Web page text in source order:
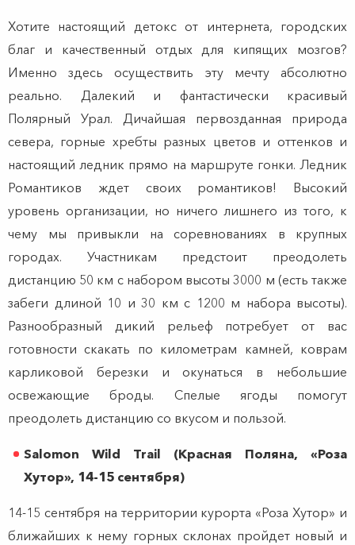
Хотите настоящий детокс от интернета, городских
благ и качественный отдых для кипящих мозгов?
Именно здесь осуществить эту мечту абсолютно
реально. Далекий и фантастически красивый
Полярный Урал. Дичайшая первозданная природа
севера, горные хребты разных цветов и оттенков и
настоящий ледник прямо на маршруте гонки. Ледник
Романтиков ждет своих романтиков! Высокий
уровень организации, но ничего лишнего из того, к
чему мы привыкли на соревнованиях в крупных
городах. Участникам предстоит преодолеть
дистанцию 50 км с набором высоты 3000 м (есть также
забеги длиной 10 и 30 км с 1200 м набора высоты).
Разнообразный дикий рельеф потребует от вас
готовности скакать по километрам камней, коврам
карликовой березки и окунаться в небольшие
освежающие броды. Спелые ягоды помогут
преодолеть дистанцию со вкусом и пользой.
Salomon Wild Trail (Красная Поляна, «Роза
Хутор», 14-15 сентября)
14-15 сентября на территории курорта «Роза Хутор» и
ближайших к нему горных склонах пройдет новый и